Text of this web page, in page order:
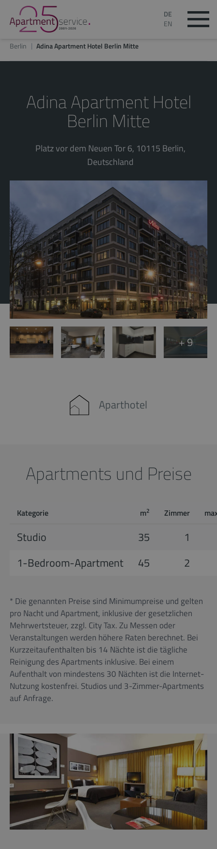
DE
EN
Berlin Adina Apartment Hotel Berlin Mitte
Adina Apartment Hotel
Berlin Mitte
Platz vor dem Neuen Tor 6, 10115 Berlin,
Deutschland
+ 9
Aparthotel
Apartments und Preise
Kategorie m2 Zimmer
Studio 35
1
1-Bedroom-Apartment
45 2
* Die genannten Preise sind Minimumpreise und gelten
pro Nacht und Apartment, inklusive der gesetzlichen
Mehrwertsteuer, zzgl. City Tax. Zu Messen oder
Veranstaltungen werden höhere Raten berechnet. Bei
Kurzzeitaufenthalten bis 14 Nächte ist die tägliche
Reinigung des Apartments inklusive. Bei einem
Aufenthalt von mindestens 30 Nächten ist die Internet-
Nutzung kostenfrei. Studios und 3-Zimmer-Apartments
auf Anfrage.